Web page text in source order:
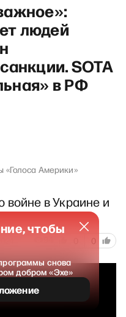
людей
SOTA
в РФ
«Голоса Америки»
в Украине и
0
чтобы
снова
добром «Эхе»